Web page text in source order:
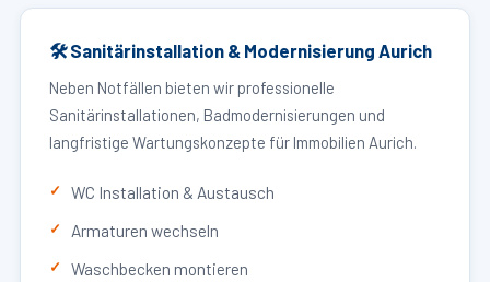
🛠 Sanitärinstallation & Modernisierung Aurich
Neben Notfällen bieten wir professionelle
Sanitärinstallationen, Badmodernisierungen und
langfristige Wartungskonzepte für Immobilien Aurich.
WC Installation & Austausch
Armaturen wechseln
Waschbecken montieren